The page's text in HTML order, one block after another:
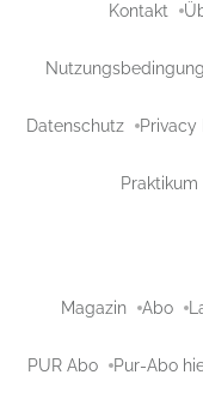
Kontakt
Datenschutz Privacy
Praktikum
Magazin Abo
PUR Abo Pur-Abo